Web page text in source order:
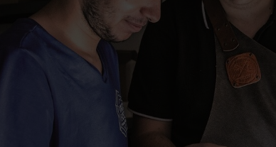
Wonen in een groep
Zelfstandig wonen
Onderwijs, advies & cursussen
Werk & dagbesteding